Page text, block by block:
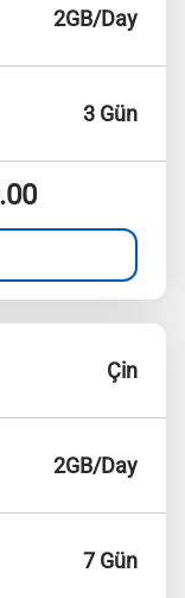
2GB/Day
3 Gün
Çin
2GB/Day
7 Gün